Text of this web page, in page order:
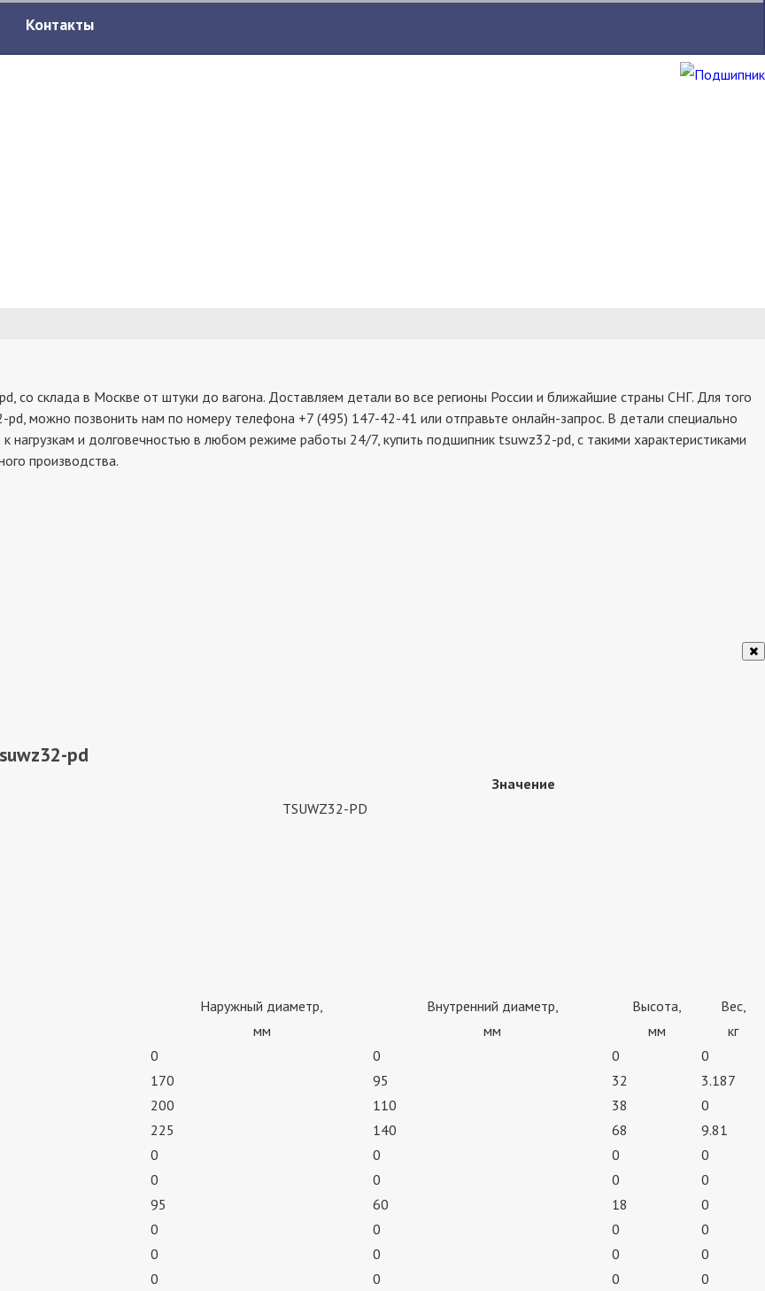
Контакты
склада в Москве от штуки до вагона. Доставляем детали во все регионы России и ближайшие страны СНГ. Для того
можно позвонить нам по номеру телефона +7 (495) 147-42-41 или отправьте онлайн-запрос. В детали специально
к нагрузкам и долговечностью в любом режиме работы 24/7, купить подшипник tsuwz32-pd, с такими характеристиками
производства.
pd
Значение
TSUWZ32-PD
Наружный диаметр,
мм
Внутренний диаметр,
мм
Высота,
мм
Вес,
кг
0 0 0
0
170 95 32
3.187
200 110 38
0
225 140 68
9.81
0 0 0
0
0 0 0
0
95 60 18
0
0 0 0
0
0 0 0
0
0 0 0 0